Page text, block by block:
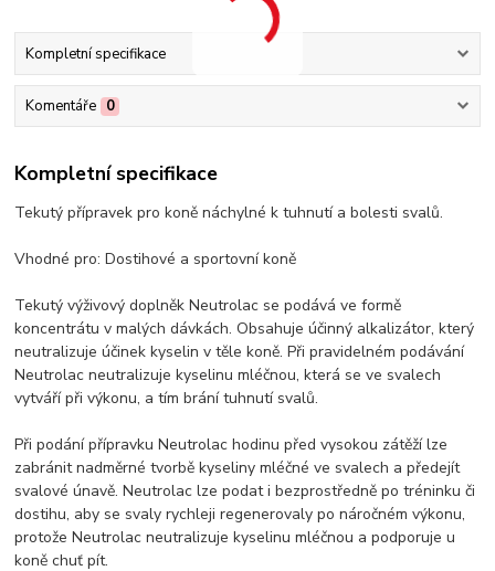
Kompletní specifikace
Komentáře 0
Kompletní specifikace
Tekutý přípravek pro koně náchylné k tuhnutí a bolesti svalů.
Vhodné pro: Dostihové a sportovní koně
Tekutý výživový doplněk Neutrolac se podává ve formě
koncentrátu v malých dávkách. Obsahuje účinný alkalizátor, který
neutralizuje účinek kyselin v těle koně. Při pravidelném podávání
Neutrolac neutralizuje kyselinu mléčnou, která se ve svalech
vytváří při výkonu, a tím brání tuhnutí svalů.
Při podání přípravku Neutrolac hodinu před vysokou zátěží lze
zabránit nadměrné tvorbě kyseliny mléčné ve svalech a předejít
svalové únavě. Neutrolac lze podat i bezprostředně po tréninku či
dostihu, aby se svaly rychleji regenerovaly po náročném výkonu,
protože Neutrolac neutralizuje kyselinu mléčnou a podporuje u
koně chuť pít.